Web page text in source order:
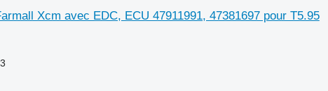
Xcm avec EDC, ECU 47911991, 47381697 pour T5.95